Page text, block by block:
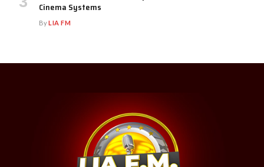
Cinema Systems
ByLIA FM